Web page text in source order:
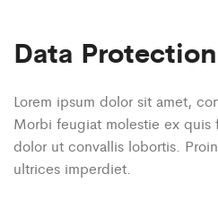
Data Protection
Lorem ipsum dolor sit amet,
Morbi feugiat molestie ex
dolor ut convallis lobortis.
ultrices imperdiet.